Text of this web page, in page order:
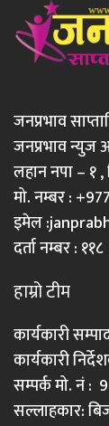
जनप्रभाव
जनप्रभाव
लहान नपा – १
मो. नम्बर :
इमेल :
दर्ता नम्बर : ११८
हाम्रो टीम
कार्यकारी
कार्यकारी
सम्पर्क मो. नं :
सल्लाहकार: